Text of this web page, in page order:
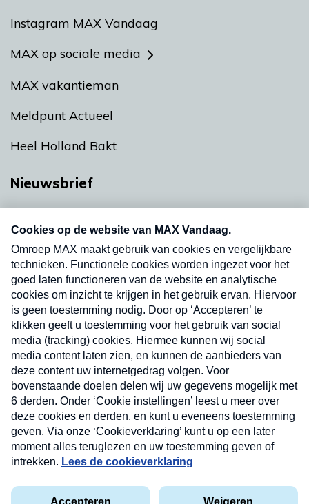
Instagram MAX Vandaag
MAX op sociale media
MAX vakantieman
Meldpunt Actueel
Heel Holland Bakt
Nieuwsbrief
nieuwsbrief. Elke vrijdag- en dinsdagochtend in
uw mailbox.
Verzend
Privacyverklaring
Cookieverklaring
Nieuwsbrief
Neem hier een gratis abonnement op onze
nieuwsbrief. Elke vrijdag- en dinsdagochtend in uw